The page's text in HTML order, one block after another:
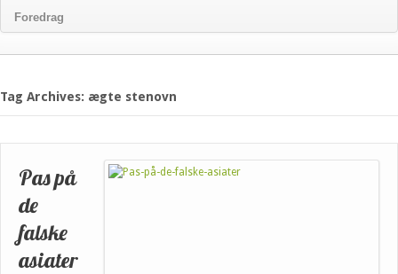
Foredrag
Tag Archives: ægte stenovn
Pas på
de
falske
asiater